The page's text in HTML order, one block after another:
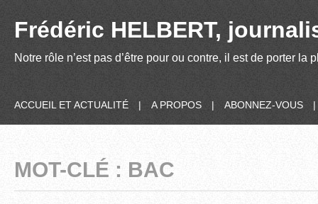
Frédéric HELBERT,
Notre rôle n’est pas d’être pour ou contre, il est de porter
ACCUEIL ET ACTUALITÉ | A PROPOS | ABONNEZ-VOUS |
MOT-CLÉ : BAC